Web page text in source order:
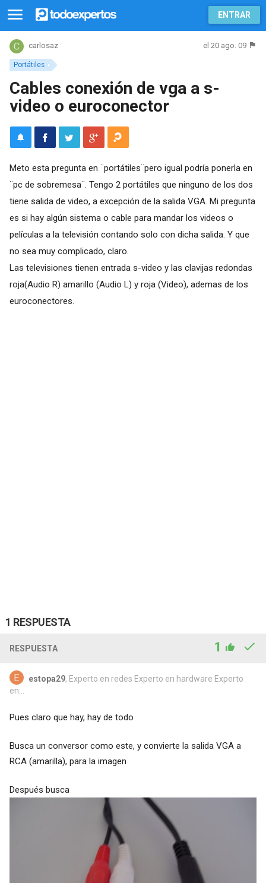
ENTRAR
Portátiles
carlosaz el 20 ago. 09
Cables conexión de vga a s-
video o euroconector
Meto esta pregunta en ¨portátiles¨pero igual podría ponerla en
¨pc de sobremesa¨. Tengo 2 portátiles que ninguno de los dos
tiene salida de video, a excepción de la salida VGA. Mi pregunta
es si hay algún sistema o cable para mandar los videos o
películas a la televisión contando solo con dicha salida. Y que
no sea muy complicado, claro.
Las televisiones tienen entrada s-video y las clavijas redondas
roja(Audio R) amarillo (Audio L) y roja (Video), ademas de los
euroconectores.
1 RESPUESTA
RESPUESTA 1
estopa29, Experto en redes Experto en hardware Experto
en...
Pues claro que hay, hay de todo
Busca un conversor como este, y convierte la salida VGA a
RCA (amarilla), para la imagen
Después busca